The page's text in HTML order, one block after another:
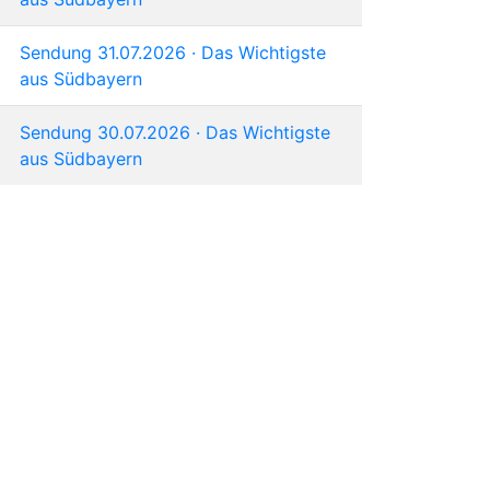
Sendung 31.07.2026 · Das Wichtigste
aus Südbayern
Sendung 30.07.2026 · Das Wichtigste
aus Südbayern